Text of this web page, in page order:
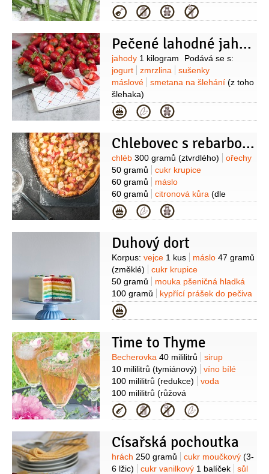
2 lžíce
cukr hnědý4 lžičky
(čerstvé, podle sezóny a chuti)
Kategorie
Pečené lahodné jahody
Suroviny
jahody 1 kilogram
Podává se s:
jogurt
zmrzlina
sušenky
máslové
smetana na šlehání (z toho
šlehaka)
Kategorie
Chlebovec s rebarborou
Suroviny
chléb 300 gramů (ztvrdlého)
ořechy
50 gramů
cukr krupice
60 gramů
máslo
60 gramů
citronová kůra (dle
potřeby)
rozinky
(nebo červené víno)
mléko
Náplň: rebarbora400 gramů
krupice
3 lžíce Dokončení:
bílek
2 kusy (sníh)
cukr krupice
2 lžíce
máta (na ozdob)
Kategorie
Duhový dort
Suroviny
Korpus: vejce 1 kus máslo 47 gramů
(změklé)
cukr krupice
50 gramů
mouka pšeničná hladká
100 gramů
kypřící prášek do pečiva
1/2lžičky
1 kapka
potravinářské barvivo
krémový 400 gramů (Lučina, nebo
Žervé)
sýr Mascarpone
250 gramů
cukr moučkový
125 gramů
smetana na šlehání
500 mililitrů
Ganache:
450 gramů
smetana na šlehání
150 gramů
Dokončení:
(na podsypání)
Kategorie
Time to Thyme
Suroviny
Becherovka 40 mililitrů
sirup
10 mililitrů (tymiánový)
víno bílé
100 mililitrů (redukce)
voda
100 mililitrů (růžová
limonáda)
tymián (čerstvý)
ozdobu)
Kategorie
Císařská pochoutka
Suroviny
hrách 250 gramů cukr moučkový (3-
6 lžic)
cukr vanilkový 1 balíček
sůl